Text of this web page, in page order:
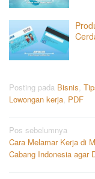
Posting pada Bisnis,
Lowongan kerja, PDF
Navigasi
pos
Pos sebelumnya
Cara Melamar Kerja di
Cabang Indonesia agar